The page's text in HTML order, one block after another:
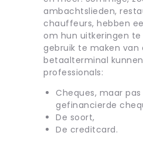
ambachtslieden,
chauffeurs, hebben
om hun uitkeringen te
gebruik te maken van
betaalterminal
professionals:
Cheques, maar
gefinancierde
De soort,
De creditcard.